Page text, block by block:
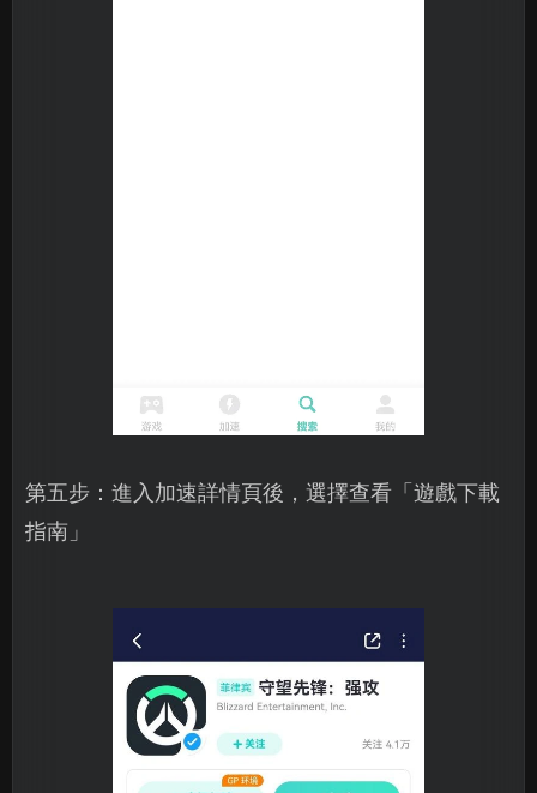
第五步：進入加速詳情頁後，選擇查看「遊戲下載
指南」